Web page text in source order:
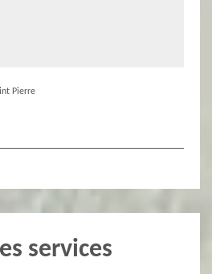
Pierre
services